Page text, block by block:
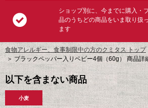
ショップ別に、今までに購入・
品のうちどの商品をいま取り扱
ます
食物アレルギー、食事制限中の方のクミタス トップ
＞ブラックペッパー入りベビー4個（60g） 商品詳
以下を含まない商品
小麦